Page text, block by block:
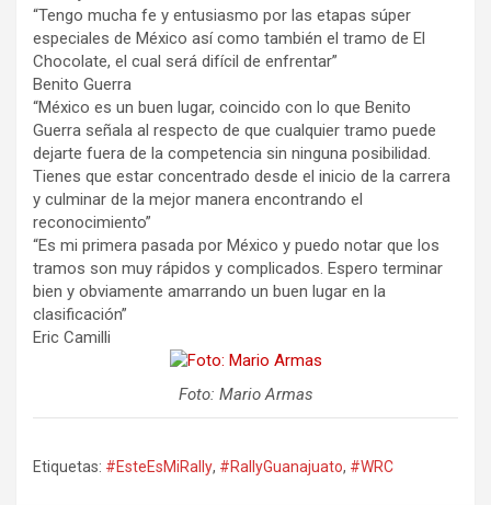
“Tengo mucha fe y entusiasmo por las etapas súper
especiales de México así como también el tramo de El
Chocolate, el cual será difícil de enfrentar”
Benito Guerra
“México es un buen lugar, coincido con lo que Benito
Guerra señala al respecto de que cualquier tramo puede
dejarte fuera de la competencia sin ninguna posibilidad.
Tienes que estar concentrado desde el inicio de la carrera
y culminar de la mejor manera encontrando el
reconocimiento”
“Es mi primera pasada por México y puedo notar que los
tramos son muy rápidos y complicados. Espero terminar
bien y obviamente amarrando un buen lugar en la
clasificación”
Eric Camilli
Foto: Mario Armas
Etiquetas: #EsteEsMiRally, #RallyGuanajuato, #WRC